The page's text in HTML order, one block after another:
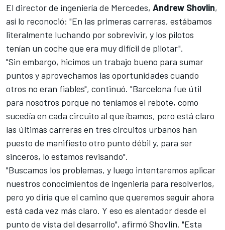
El director de ingeniería de Mercedes, Andrew Shovlin,
así lo reconoció: "En las primeras carreras, estábamos
literalmente luchando por sobrevivir, y los pilotos
tenían un coche que era muy difícil de pilotar".
"Sin embargo, hicimos un trabajo bueno para sumar
puntos y aprovechamos las oportunidades cuando
otros no eran fiables", continuó. "Barcelona fue útil
para nosotros porque no teníamos el rebote, como
sucedía en cada circuito al que íbamos, pero está claro
las últimas carreras en tres circuitos urbanos han
puesto de manifiesto otro punto débil y, para ser
sinceros, lo estamos revisando".
"Buscamos los problemas, y luego intentaremos aplicar
nuestros conocimientos de ingeniería para resolverlos,
pero yo diría que el camino que queremos seguir ahora
está cada vez más claro. Y eso es alentador desde el
punto de vista del desarrollo", afirmó Shovlin. "Esta